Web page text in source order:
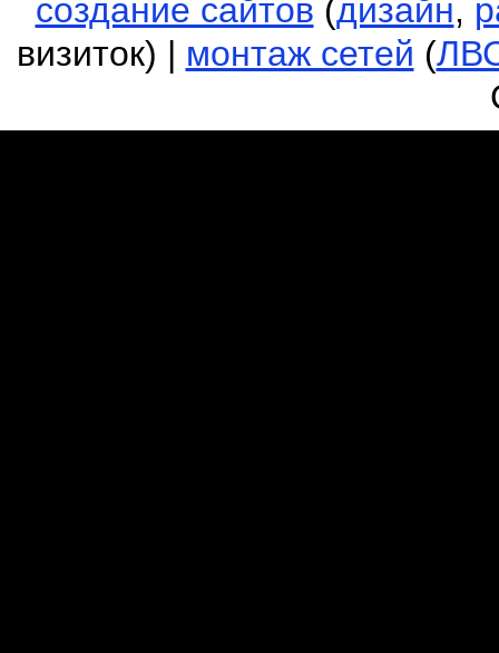
создание сайтов (дизайн,
визиток) | монтаж сетей (